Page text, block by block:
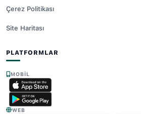
Çerez Politikası
Site Haritası
PLATFORMLAR
MOBIL
WEB